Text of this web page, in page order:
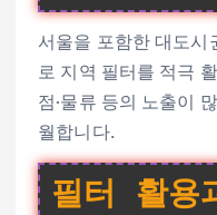
서울을 포함한 대도시
로 지역 필터를 적극
점·물류 등의 노출이
월합니다.
필터 활용